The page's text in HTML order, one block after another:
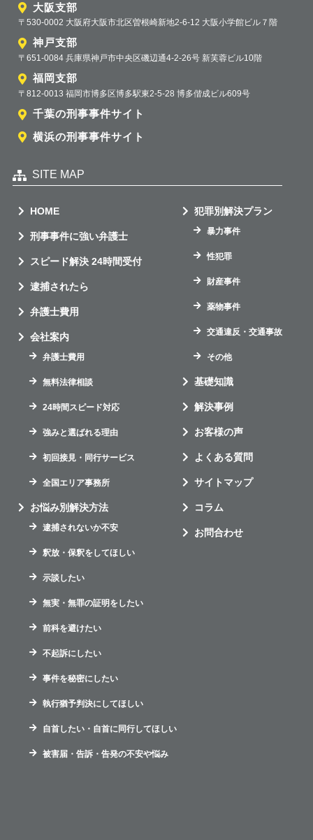
大阪支部
〒530-0002 大阪府大阪市北区曽根崎新地2-6-12 大阪小学館ビル７階
神戸支部
〒651-0084 兵庫県神戸市中央区磯辺通4-2-26号 新芙蓉ビル10階
福岡支部
〒812-0013 福岡市博多区博多駅東2-5-28 博多偕成ビル609号
千葉の刑事事件サイト
横浜の刑事事件サイト
SITE MAP
HOME
刑事事件に強い弁護士
スピード解決 24時間受付
逮捕されたら
弁護士費用
会社案内
弁護士費用
無料法律相談
24時間スピード対応
強みと選ばれる理由
初回接見・同行サービス
全国エリア事務所
お悩み別解決方法
逮捕されないか不安
釈放・保釈をしてほしい
示談したい
無実・無罪の証明をしたい
前科を避けたい
不起訴にしたい
事件を秘密にしたい
執行猶予判決にしてほしい
自首したい・自首に同行してほしい
被害届・告訴・告発の不安や悩み
犯罪別解決プラン
暴力事件
性犯罪
財産事件
薬物事件
交通違反・交通事故
その他
基礎知識
解決事例
お客様の声
よくある質問
サイトマップ
コラム
お問合わせ